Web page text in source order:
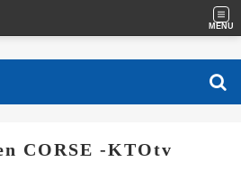
MENU
CORSE -KTOtv